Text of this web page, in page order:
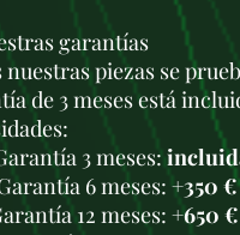
garantías
nuestras piezas se
de 3 meses está
3 meses:
6 meses: +350 €
12 meses: +650 €